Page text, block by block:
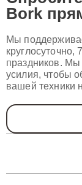
Bork
Мы
праздников.
усилия, чтобы
вашей техники